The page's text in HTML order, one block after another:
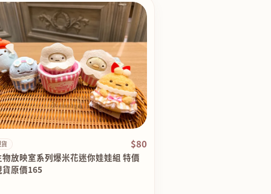
$80
放映室系列爆米花迷你娃娃組 特價
貨原價165